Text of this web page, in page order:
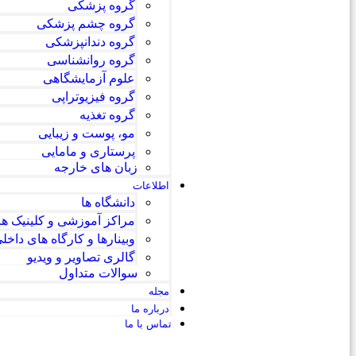
گروه پزشکی
گروه چشم پزشکی
گروه دندانپزشکی
گروه روانشناسی
علوم آزمایشگاهی
گروه فیزیوتراپی
گروه تغذیه
مو، پوست و زیبایی
پرستاری و مامایی
زبان های خارجه
اطلاعات
دانشگاه ها
مراکز آموزشی و کلینیک
وبینارها و کارگاه های
گالری تصاویر و ویدیو
سوالات متداول
مجله
درباره ما
تماس با ما